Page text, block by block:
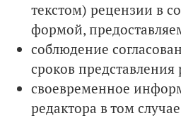
текстом) рецензии в
формой,
соблюдение
сроков
своевременное
редактора в том